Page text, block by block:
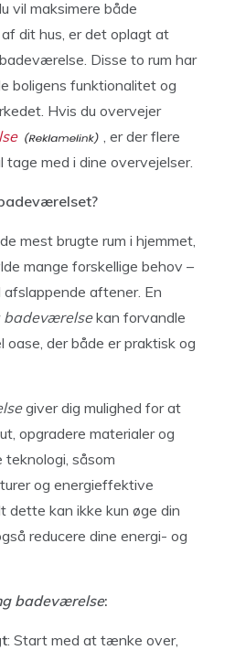
vil maksimere både
dit hus, er det oplagt at
Disse to rum har
boligens funktionalitet og
Hvis du overvejer
, er der flere
med i dine overvejelser.
mest brugte rum i hjemmet,
mange forskellige behov –
aftener. En
badeværelsekan forvandle
oase, der både er praktisk og
giver dig mulighed for at
opgradere materialer og
teknologi, såsom
og energieffektive
dette kan ikke kun øge din
reducere dine energi- og
badeværelse:
: Start med at tænke over,